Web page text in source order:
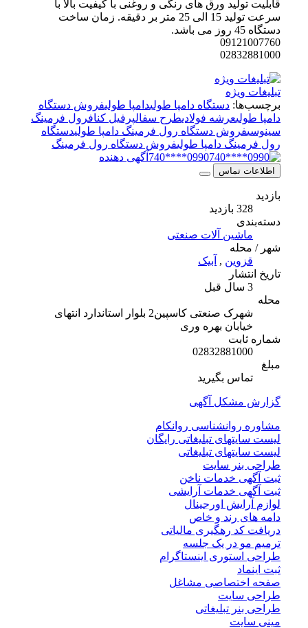
قابلیت تولید ورق های رنگی و روغنی با کیفیت بالا با
سرعت تولید 15 الی 25 متر بر دقیقه. زمان ساخت
دستگاه 45 روز می باشد.
09121007760
02832881000
تبلیغات ویژه
برچسب‌ها:دستگاه دامپا طولی دامپا طولی فروش دستگاه
دامپا طولی عرشه فولادی طرح سفال پرفیل کناف رول فرمینگ
سینوسیفروش دستگاه رول فرمینگ دامپا طولی دستگاه
رول فرمینگ دامپا طولی فروش دستگاه رول فرمینگ
0990****740
آگهی دهنده
اطلاعات تماس
دسته‌بندی
ماشین آلات صنعتی
شهر / محله
قزوین, آبیک
تاریخ انتشار
شهرک صنعتی کاسپین2 بلوار استاندارد انتهای
خیابان بهره وری
شماره ثابت
02832881000
تماس بگیرید
گزارش مشکل آگهی
مشاوره روانشناسی روانکام
لیست سایتهای تبلیغاتی رایگان
لیست سایتهای تبلیغاتی
طراحی بنر سایت
ثبت آگهی خدمات ناخن
ثبت آگهی خدمات آرایشی
لوازم آرایش اورجینال
دامه های رند و خاص
دریافت کد رهگیری مالیاتی
ترمیم مو در یک جلسه
طراحی استوری اینستاگرام
ثبت اینماد
صفحه اختصاصی مشاغل
طراحی سایت
طراحی بنر تبلیغاتی
مینی سایت